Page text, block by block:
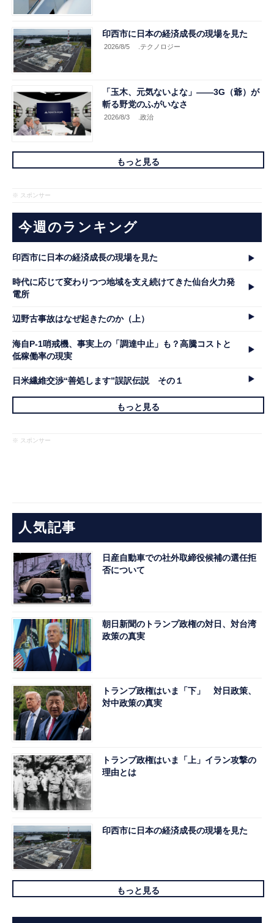
印西市に日本の経済成長の現場を見た
2026/8/5 .テクノロジー
「玉木、元気ないよな」――3G（爺）が
斬る野党のふがいなさ
2026/8/3 .政治
もっと見る
※ スポンサー
今週のランキング
印西市に日本の経済成長の現場を見た
時代に応じて変わりつつ地域を支え続けてきた仙台火力発
電所
辺野古事故はなぜ起きたのか（上）
海自P-1哨戒機、事実上の「調達中止」も？高騰コストと
低稼働率の現実
日米繊維交渉“善処します”誤訳伝説 その１
もっと見る
※ スポンサー
人気記事
日産自動車での社外取締役候補の選任拒
否について
朝日新聞のトランプ政権の対日、対台湾
政策の真実
トランプ政権はいま「下」 対日政策、
対中政策の真実
トランプ政権はいま「上」イラン攻撃の
理由とは
印西市に日本の経済成長の現場を見た
もっと見る